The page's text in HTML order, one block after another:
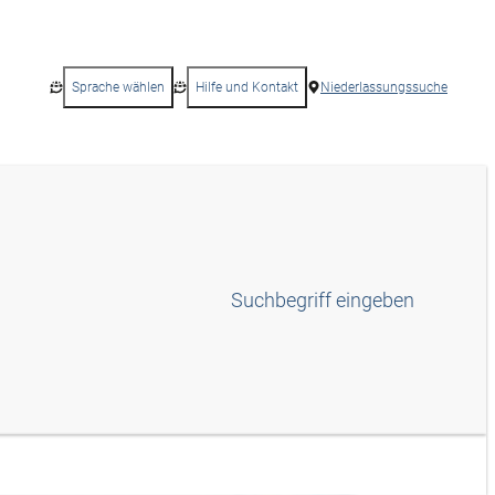
Sprache wählen Hilfe und Kontakt Niederlassungssuche